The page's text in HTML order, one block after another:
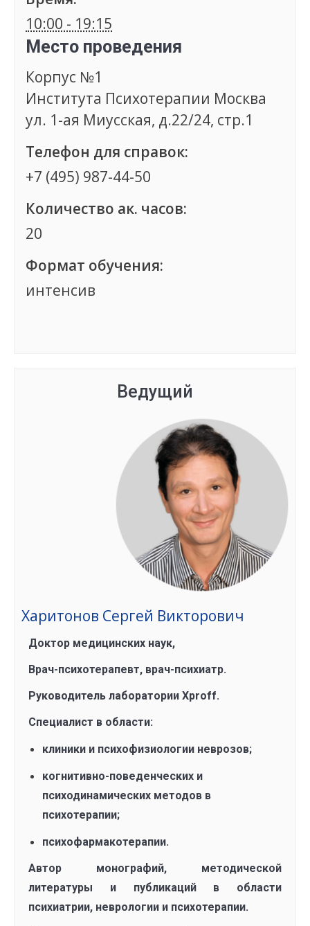
10:00 - 19:15
Место проведения
Корпус №1
Института Психотерапии Москва
ул. 1-ая Миусская, д.22/24, стр.1
Телефон для справок:
+7 (495) 987-44-50
Количество ак. часов:
20
Формат обучения:
интенсив
Ведущий
Харитонов Сергей Викторович
Доктор медицинских наук,
Врач-психотерапевт, врач-психиатр.
Руководитель лаборатории Xproff.
Специалист в области:
клиники и психофизиологии неврозов;
когнитивно-поведенческих и
психодинамических методов в
психотерапии;
психофармакотерапии.
Автор монографий, методической
литературы и публикаций в области
психиатрии, неврологии и психотерапии.